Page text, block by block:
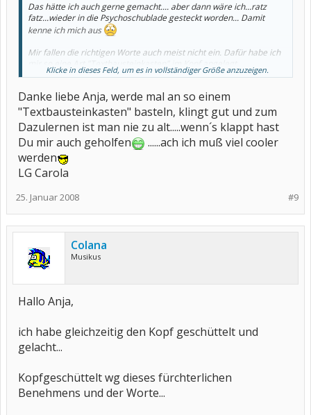
Das hätte ich auch gerne gemacht.... aber dann wäre ich...ratz
fatz...wieder in die Psychoschublade gesteckt worden... Damit
kenne ich mich aus
Mir fallen die richtigen Worte auch meist nicht ein. Dafür habe ich
sprachlos" oder
"Ich fimde es unverschämt, wie Sie mit mir sprechen"
"Nun werden Sie nicht persönlich"
"Überdenken Sie bitte Ihren Ton"
...beliebig fortsetztbar....
Lg
Anja
Klicke in dieses Feld, um es in vollständiger Größe anzuzeigen.
Danke liebe Anja, werde mal an so einem
"Textbausteinkasten" basteln, klingt gut und zum
Dazulernen ist man nie zu alt.....wenn´s klappt hast
Du mir auch geholfen
......ach ich muß viel cooler
werden
LG Carola
#9
25. Januar 2008
Colana
Musikus
Hallo Anja,
ich habe gleichzeitig den Kopf geschüttelt und
gelacht...
Kopfgeschüttelt wg dieses fürchterlichen
Benehmens und der Worte...